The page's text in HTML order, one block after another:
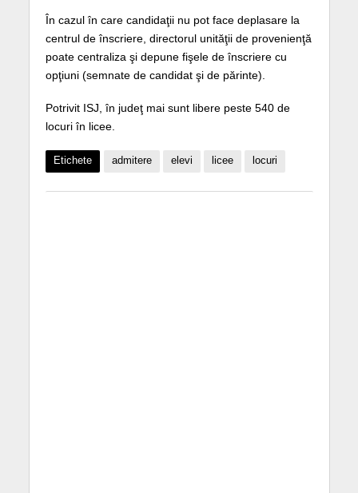
În cazul în care candidaţii nu pot face deplasare la
centrul de înscriere, directorul unităţii de provenienţă
poate centraliza şi depune fişele de înscriere cu
opţiuni (semnate de candidat şi de părinte).
Potrivit ISJ, în judeţ mai sunt libere peste 540 de
locuri în licee.
Etichete admitere elevi licee locuri